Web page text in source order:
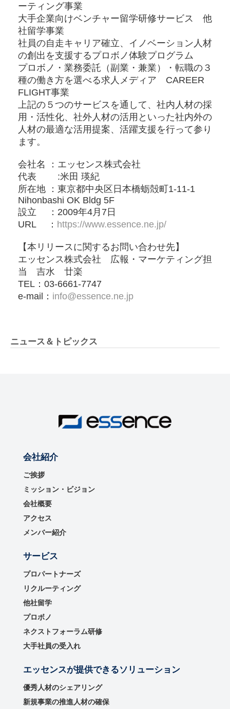
ーティング事業
大手企業向けベンチャー留学研修サービス 他
社留学事業
社員の自走キャリア確立、イノベーション人材
の創出を支援するプロボノ体験プログラム
プロボノ・業務委託（副業・兼業）・転職の３
種の働き方を選べる求人メディア CAREER
FLIGHT事業
上記の５つのサービスを通して、社内人材の採
用・活性化、社外人材の活用といった社内外の
人材の最適な活用提案、活躍支援を行って参り
ます。
会社名 ：エッセンス株式会社
代表 :⽶⽥ 瑛紀
所在地 ：東京都中央区⽇本橋蛎殻町1-11-1
Nihonbashi OK Bldg 5F
設立 ：2009年4⽉7⽇
URL ： https://www.essence.ne.jp/
【本リリースに関するお問い合わせ先】
エッセンス株式会社 広報・マーケティング担
当 吉水 廿楽
TEL：03-6661-7747
e-mail： info@essence.ne.jp
ニュース＆トピックス
会社紹介
ご挨拶
ミッション・ビジョン
会社概要
アクセス
メンバー紹介
サービス
プロパートナーズ
リクルーティング
他社留学
プロボノ
ネクストフォーラム研修
大手社員の受入れ
エッセンスが提供できるソリューション
優秀⼈材のシェアリング
新規事業の推進⼈材の確保